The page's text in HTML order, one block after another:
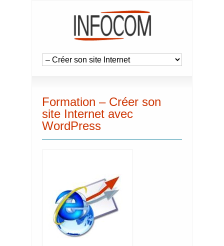
Formation – Créer son
site Internet avec
WordPress